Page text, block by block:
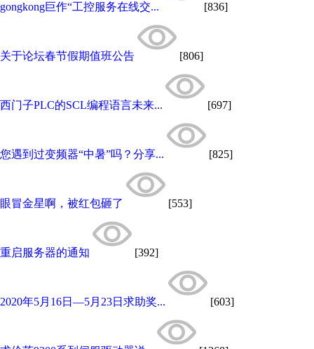
gongkong巨作“工控服务在线交... [836]
关于论坛春节假期值班公告 [806]
西门子PLC的SCL编程语言未来... [697]
您遇到过变频器“中暑”吗？分享... [825]
眼冒金星啊，被红包砸了 [553]
重启服务器的通知 [392]
2020年5月16日—5月23日求助奖... [603]